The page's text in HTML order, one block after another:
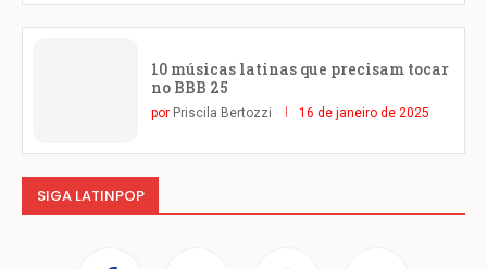
10 músicas latinas que precisam tocar
no BBB 25
por Priscila Bertozzi 16 de janeiro de 2025
SIGA LATINPOP